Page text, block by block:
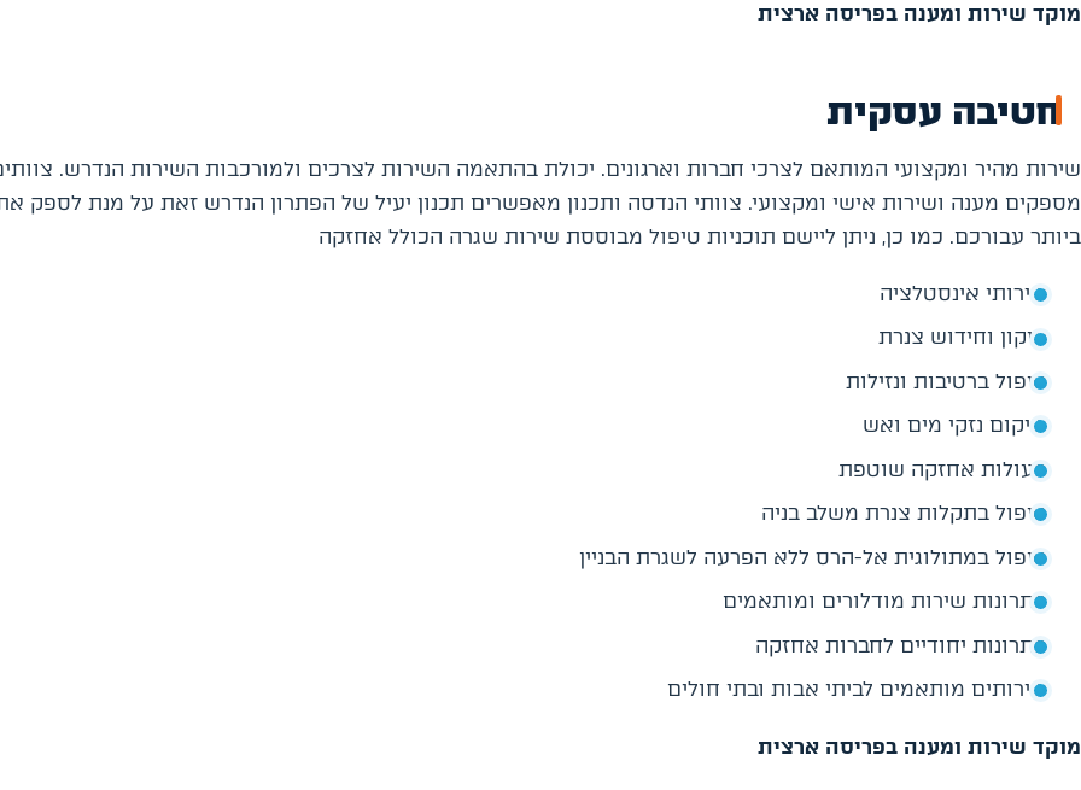
מוקד שירות ומענה בפריסה ארצית
חטיבה עסקית
שירות מהיר ומקצועי המותאם לצרכי חברות וארגונים. יכולת בהתאמה השירות לצרכים ולמורכבות השירות הנדרש.
מספקים מענה ושירות אישי ומקצועי. צוותי הנדסה ותכנון מאפשרים תכנון יעיל של הפתרון הנדרש זאת על מנת לספק את
ביותר עבורכם. כמו כן, ניתן ליישם תוכניות טיפול מבוססת שירות שגרה הכולל אחזקה
שירותי אינסטלציה
תיקון וחידוש צנרת
טיפול ברטיבות ונזילות
שיקום נזקי מים ואש
פעולות אחזקה שוטפת
טיפול בתקלות צנרת משלב בניה
טיפול במתולוגית אל-הרס ללא הפרעה לשגרת הבניין
פתרונות שירות מודלורים ומותאמים
פתרונות יחודיים לחברות אחזקה
שירותים מותאמים לביתי אבות ובתי חולים
מוקד שירות ומענה בפריסה ארצית